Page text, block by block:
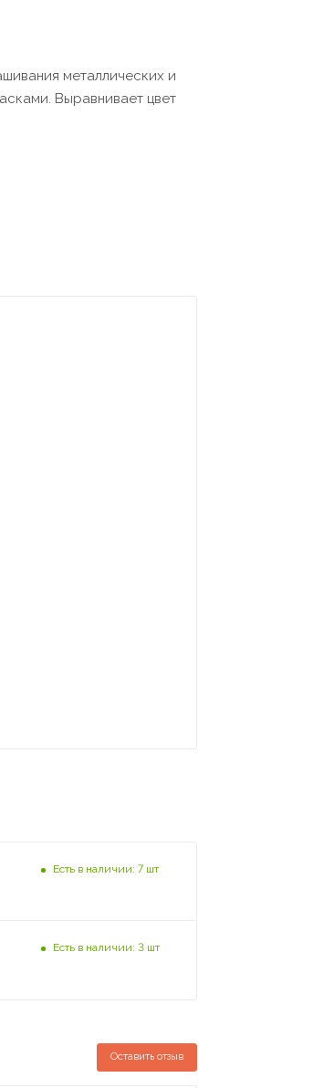
металлических и
Выравнивает цвет
Есть в наличии: 7 шт
Есть в наличии: 3 шт
Оставить отзыв